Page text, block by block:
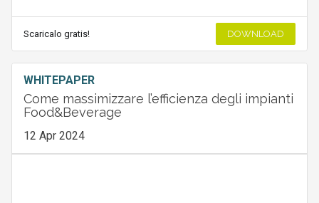
Scaricalo gratis! DOWNLOAD
WHITEPAPER
Come massimizzare l’efficienza degli impianti
Food&Beverage
12 Apr 2024